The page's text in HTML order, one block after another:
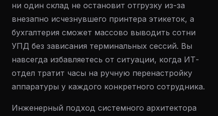
ни один склад не остановит отгрузку из-за
внезапно исчезнувшего принтера этикеток, а
бухгалтерия сможет массово выводить сотни
УПД без зависания терминальных сессий. Вы
навсегда избавляетесь от ситуации, когда ИТ-
отдел тратит часы на ручную перенастройку
аппаратуры у каждого конкретного сотрудника.
Инженерный подход системного архитектора